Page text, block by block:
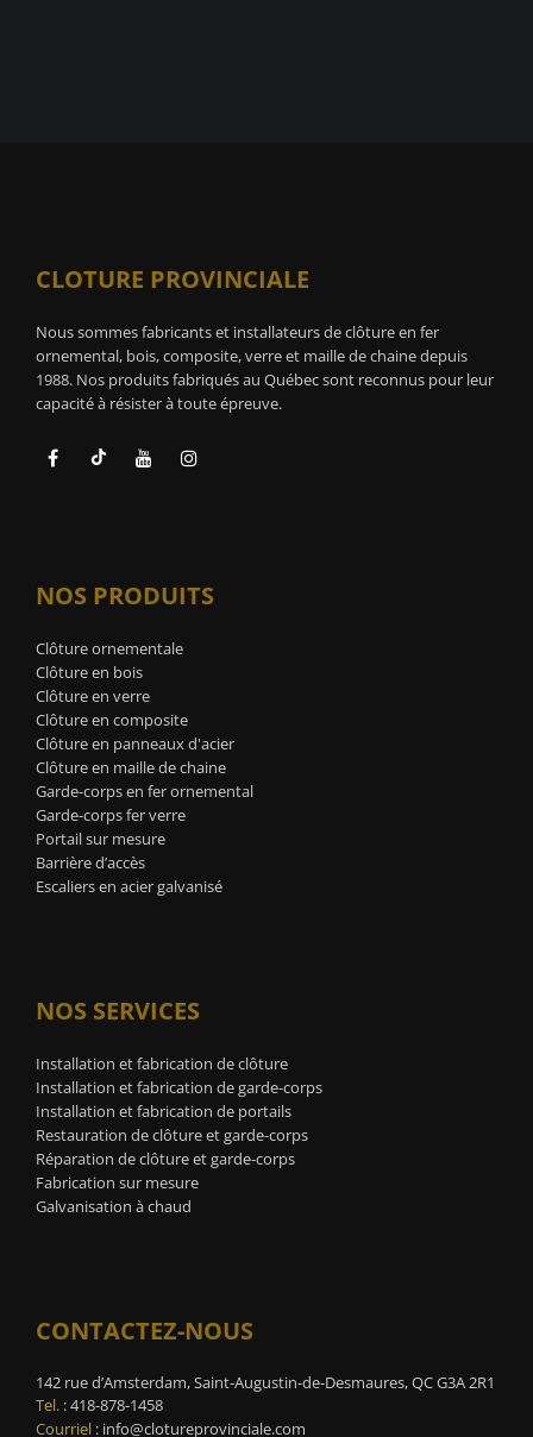
CLOTURE PROVINCIALE
Nous sommes fabricants et installateurs de clôture en fer
ornemental, bois, composite, verre et maille de chaine depuis
1988. Nos produits fabriqués au Québec sont reconnus pour leur
capacité à résister à toute épreuve.
NOS PRODUITS
Clôture ornementale
Clôture en bois
Clôture en verre
Clôture en composite
Clôture en panneaux d'acier
Clôture en maille de chaine
Garde-corps en fer ornemental
Garde-corps fer verre
Portail sur mesure
Barrière d’accès
Escaliers en acier galvanisé
NOS SERVICES
Installation et fabrication de clôture
Installation et fabrication de garde-corps
Installation et fabrication de portails
Restauration de clôture et garde-corps
Réparation de clôture et garde-corps
Fabrication sur mesure
Galvanisation à chaud
CONTACTEZ-NOUS
142 rue d’Amsterdam, Saint-Augustin-de-Desmaures, QC G3A 2R1
Tel. :418-878-1458
Courriel : info@clotureprovinciale.com